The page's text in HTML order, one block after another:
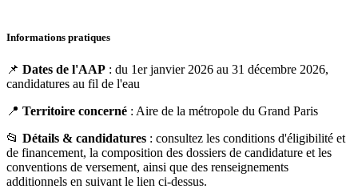
Informations pratiques
📌 Dates de l'AAP : du 1er janvier 2026 au 31 décembre 2026,
candidatures au fil de l'eau
📍 Territoire concerné : Aire de la métropole du Grand Paris
📂 Détails & candidatures : consultez les conditions d'éligibilité et
de financement, la composition des dossiers de candidature et les
conventions de versement, ainsi que des renseignements
additionnels en suivant le lien ci-dessus.